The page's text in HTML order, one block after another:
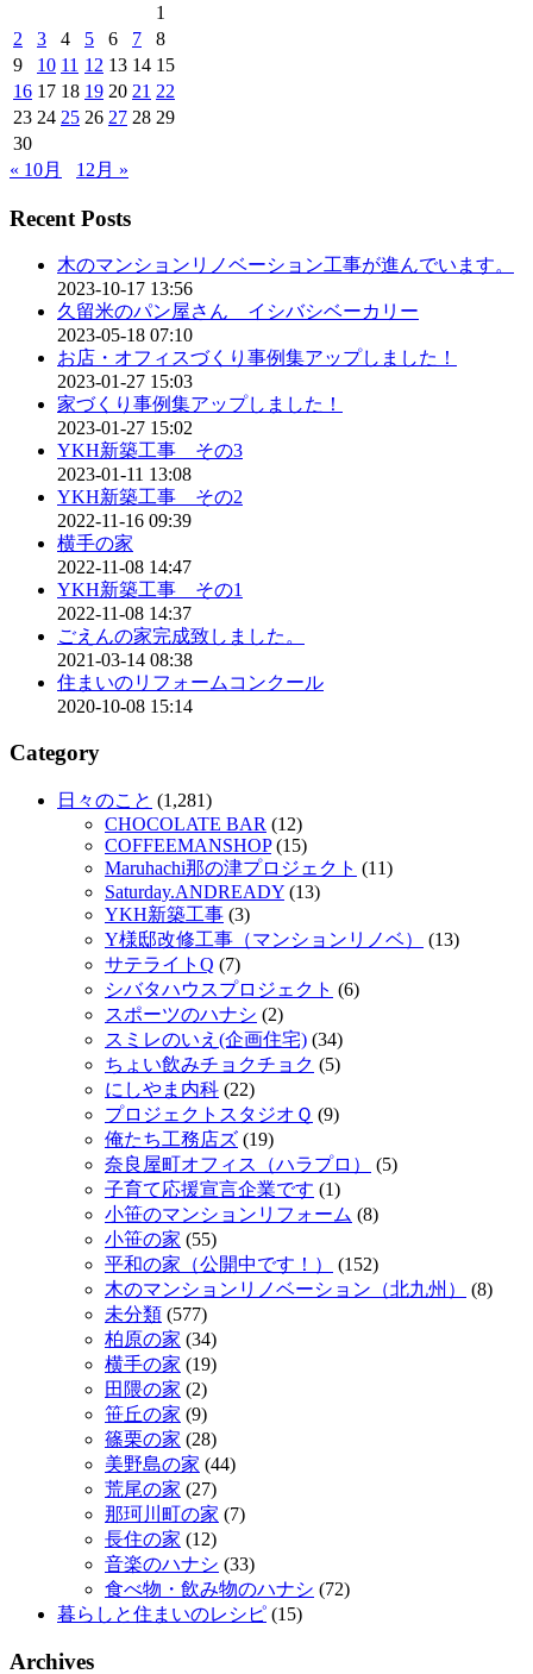
1
2
3 4 5 6 7
8
9
10 11 12 13 14 15
16 17 18 19 20 21 22
23 24 25 26 27 28 29
30
« 10月
12月 »
Recent Posts
木のマンションリノベーション工事が進んでいます。
2023-10-17 13:56
久留米のパン屋さん イシバシベーカリー
2023-05-18 07:10
お店・オフィスづくり事例集アップしました！
2023-01-27 15:03
家づくり事例集アップしました！
2023-01-27 15:02
YKH新築工事 その3
2023-01-11 13:08
YKH新築工事 その2
2022-11-16 09:39
横手の家
2022-11-08 14:47
YKH新築工事 その1
2022-11-08 14:37
ごえんの家完成致しました。
2021-03-14 08:38
住まいのリフォームコンクール
2020-10-08 15:14
Category
日々のこと (1,281)
CHOCOLATE BAR (12)
COFFEEMANSHOP(15)
Maruhachi那の津プロジェクト (11)
Saturday.ANDREADY (13)
YKH新築工事 (3)
Y様邸改修工事（マンションリノベ）
(13)
サテライトQ (7)
シバタハウスプロジェクト (6)
スポーツのハナシ (2)
スミレのいえ(企画住宅) (34)
ちょい飲みチョクチョク (5)
にしやま内科 (22)
プロジェクトスタジオＱ (9)
俺たち工務店ズ (19)
奈良屋町オフィス（ハラプロ）
(5)
子育て応援宣言企業です (1)
小笹のマンションリフォーム (8)
小笹の家 (55)
平和の家（公開中です！）
(152)
木のマンションリノベーション（北九州）
(8)
未分類 (577)
柏原の家 (34)
横手の家 (19)
田隈の家 (2)
笹丘の家 (9)
篠栗の家 (28)
美野島の家 (44)
荒尾の家 (27)
那珂川町の家 (7)
長住の家 (12)
音楽のハナシ (33)
食べ物・飲み物のハナシ (72)
暮らしと住まいのレシピ (15)
Archives